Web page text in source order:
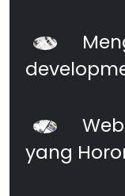
yang